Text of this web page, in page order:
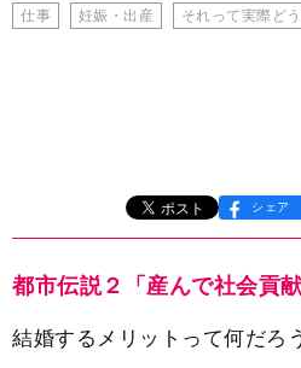
仕事 妊娠・出産 それって実際ど
シェア
都市伝説２「産んで社会貢献
結婚するメリットって何だろ